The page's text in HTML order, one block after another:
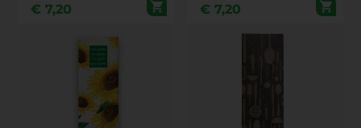
€ 7,20 € 7,20